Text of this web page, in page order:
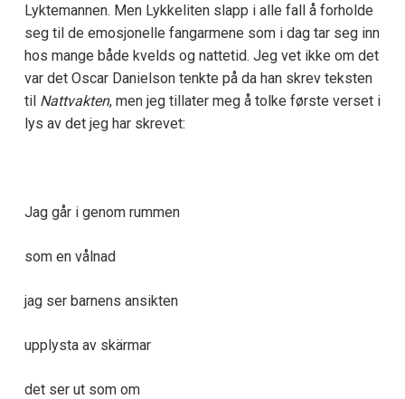
Lyktemannen. Men Lykkeliten slapp i alle fall å forholde
seg til de emosjonelle fangarmene som i dag tar seg inn
hos mange både kvelds og nattetid. Jeg vet ikke om det
var det Oscar Danielson tenkte på da han skrev teksten
til Nattvakten, men jeg tillater meg å tolke første verset i
lys av det jeg har skrevet:
Jag går i genom rummen
som en vålnad
jag ser barnens ansikten
upplysta av skärmar
det ser ut som om